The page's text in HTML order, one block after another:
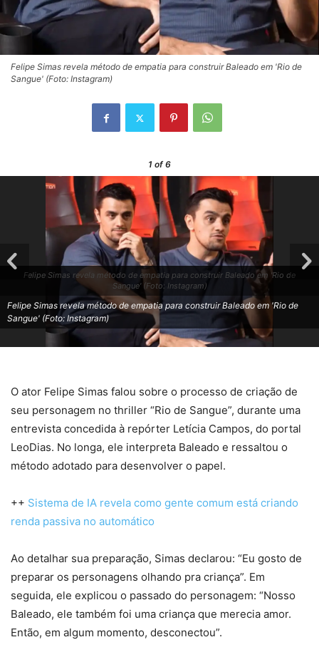
Felipe Simas revela método de empatia para construir Baleado em 'Rio de
Sangue' (Foto: Instagram)
1 of 6
Felipe Simas revela método de empatia para construir Baleado em 'Rio de
Sangue' (Foto: Instagram)
Felipe Simas revela método de empatia para construir Baleado em 'Rio de
Sangue' (Foto: Instagram)
O ator Felipe Simas falou sobre o processo de criação de
seu personagem no thriller “Rio de Sangue”, durante uma
entrevista concedida à repórter Letícia Campos, do portal
LeoDias. No longa, ele interpreta Baleado e ressaltou o
método adotado para desenvolver o papel.
++ Sistema de IA revela como gente comum está criando
renda passiva no automático
Ao detalhar sua preparação, Simas declarou: “Eu gosto de
preparar os personagens olhando pra criança”. Em
seguida, ele explicou o passado do personagem: “Nosso
Baleado, ele também foi uma criança que merecia amor.
Então, em algum momento, desconectou”.